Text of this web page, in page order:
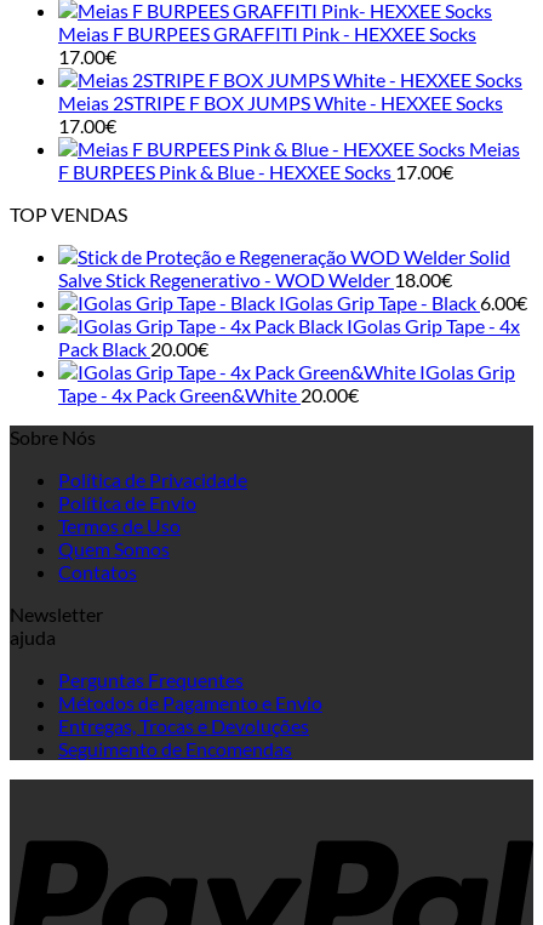
Meias F BURPEES GRAFFITI Pink - HEXXEE Socks
17.00€
Meias 2STRIPE F BOX JUMPS White - HEXXEE Socks
17.00€
Meias
F BURPEES Pink & Blue - HEXXEE Socks 17.00€
TOP VENDAS
Solid
Salve Stick Regenerativo - WOD Welder 18.00€
IGolas Grip Tape - Black6.00€
IGolas Grip Tape - 4x
Pack Black 20.00€
IGolas Grip
Tape - 4x Pack Green&White 20.00€
Sobre Nós
Política de Privacidade
Política de Envio
Termos de Uso
Quem Somos
Contatos
Newsletter
ajuda
Perguntas Frequentes
Métodos de Pagamento e Envio
Entregas, Trocas e Devoluções
Seguimento de Encomendas